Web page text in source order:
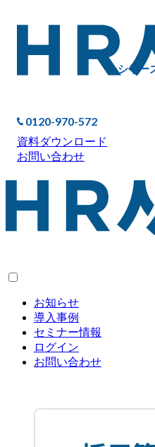
シリー
0120-970-572
資料ダウンロード
お問い合わせ
お知らせ
導入事例
セミナー情報
ログイン
お問い合わせ